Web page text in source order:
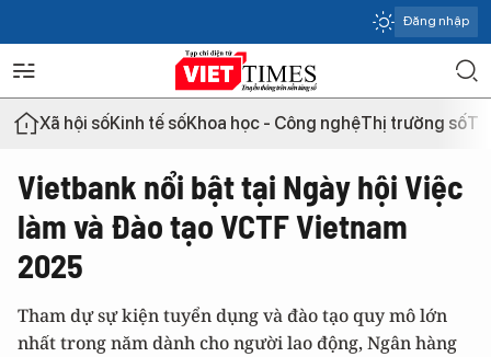
Đăng nhập
Xã hội sốKinh tế sốKhoa học - Công nghệThị trường số
Vietbank nổi bật tại Ngày hội Việc
làm và Đào tạo VCTF Vietnam
2025
Tham dự sự kiện tuyển dụng và đào tạo quy mô lớn
nhất trong năm dành cho người lao động, Ngân hàng